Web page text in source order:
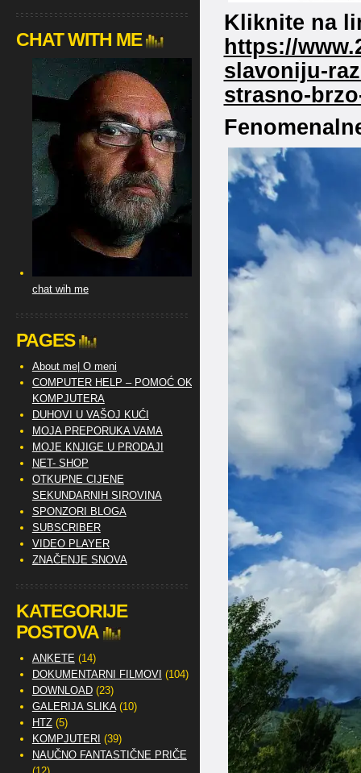
Kliknite na
https://
slavoniju-
strasno-
CHAT WITH ME
chat wih me
PAGES
About me| O meni
COMPUTER HELP – POMOĆ OKO
KOMPJUTERA
DUHOVI U VAŠOJ KUĆI
MOJA PREPORUKA VAMA
MOJE KNJIGE U PRODAJI
NET- SHOP
OTKUPNE CIJENE
SEKUNDARNIH SIROVINA
SPONZORI BLOGA
SUBSCRIBER
VIDEO PLAYER
ZNAČENJE SNOVA
KATEGORIJE
POSTOVA
ANKETE (14)
DOKUMENTARNI FILMOVI (104)
DOWNLOAD(23)
GALERIJA SLIKA(10)
HTZ(5)
KOMPJUTERI (39)
NAUČNO FANTASTIČNE PRIČE